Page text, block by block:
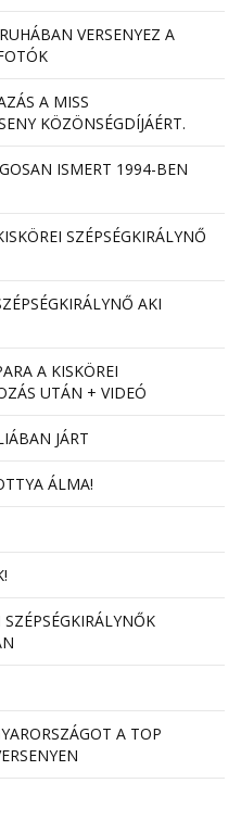
VERSENYEZ A
A MISS
KÖZÖNSÉGDÍJÁÉRT.
ISMERT 1994-BEN
SZÉPSÉGKIRÁLYNŐ
AKI
A KISKÖREI
UTÁN + VIDEÓ
JÁRT
ÁLMA!
A TOP